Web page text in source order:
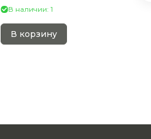
В наличии: 1
В корзину